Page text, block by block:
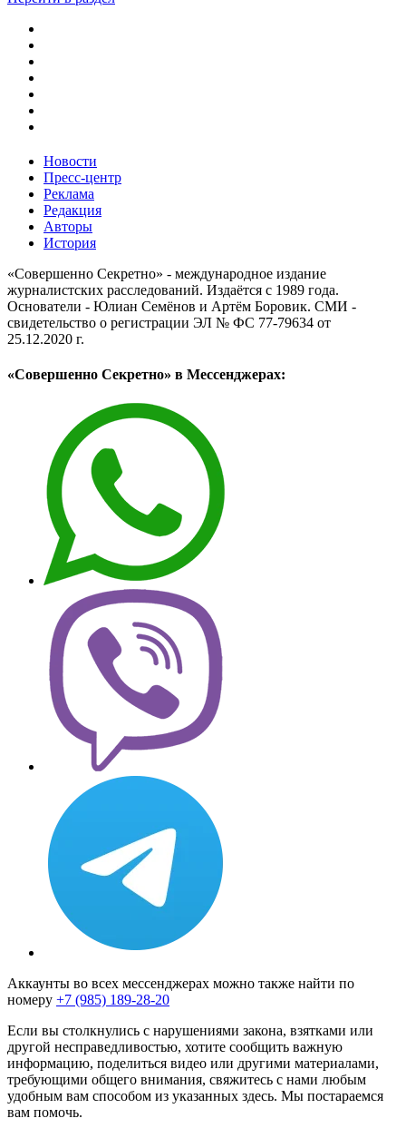
Новости
Пресс-центр
Реклама
Редакция
Авторы
История
«Совершенно Секретно» - международное издание
журналистских расследований. Издаётся с 1989 года.
Основатели - Юлиан Семёнов и Артём Боровик. CМИ -
свидетельство о регистрации ЭЛ № ФС 77-79634 от
25.12.2020 г.
«Совершенно Секретно» в Мессенджерах:
Аккаунты во всех мессенджерах можно также найти по
номеру +7 (985) 189-28-20
Если вы столкнулись с нарушениями закона, взятками или
другой несправедливостью, хотите сообщить важную
информацию, поделиться видео или другими материалами,
требующими общего внимания, свяжитесь с нами любым
удобным вам способом из указанных здесь. Мы постараемся
вам помочь.